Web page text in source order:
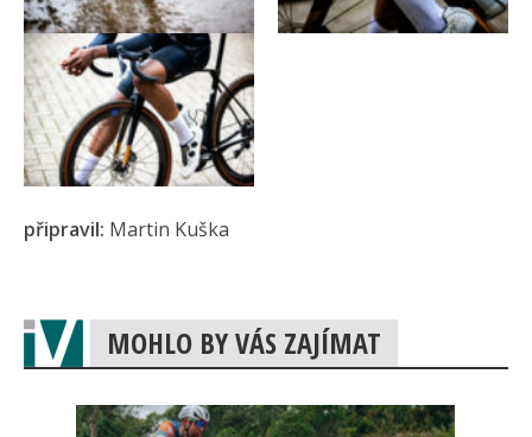
připravil: Martin Kuška
MOHLO BY VÁS ZAJÍMAT